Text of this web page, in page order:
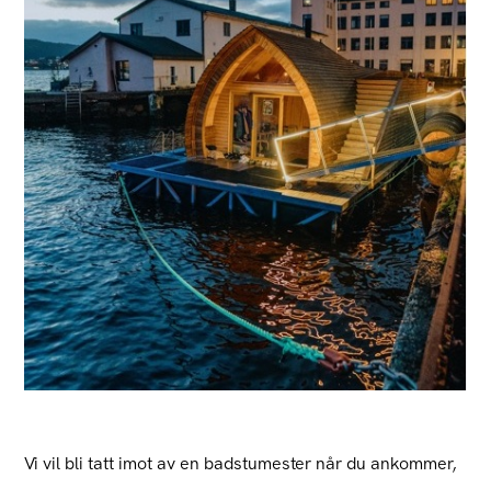
Vi vil bli tatt imot av en badstumester når du ankommer,